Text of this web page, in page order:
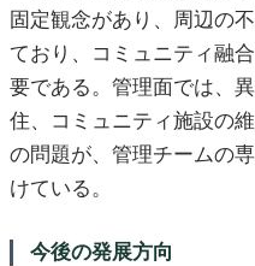
固定観念があり、周辺の
ており、コミュニティ融
要である。管理面では、
住、コミュニティ施設の
の問題が、管理チームの
けている。
今後の発展方向